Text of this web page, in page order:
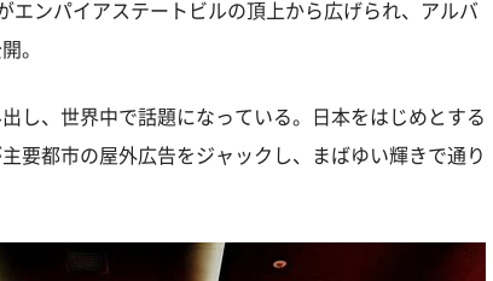
エンパイアステートビルの頂上から広げられ、アルバ
。
し、世界中で話題になっている。日本をはじめとする
要都市の屋外広告をジャックし、まばゆい輝きで通り